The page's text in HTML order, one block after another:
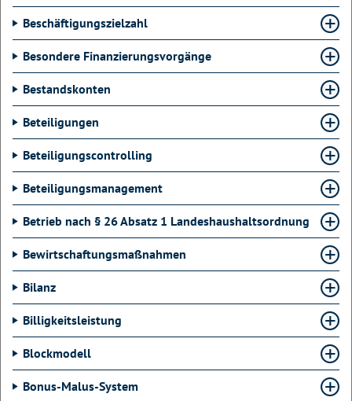
Beschäftigungszielzahl
Besondere Finanzierungsvorgänge
Bestandskonten
Beteiligungen
Beteiligungscontrolling
Beteiligungsmanagement
Betrieb nach § 26 Absatz 1 Landeshaushaltsordnung
Bewirtschaftungsmaßnahmen
Bilanz
Billigkeitsleistung
Blockmodell
Bonus-Malus-System